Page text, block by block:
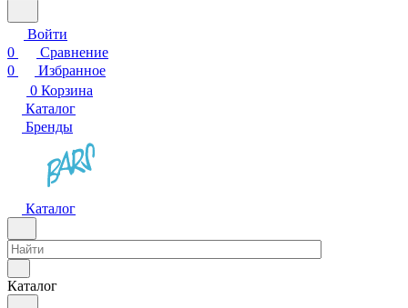
Войти
0
Сравнение
0
Избранное
0 Корзина
Каталог
Бренды
Каталог
Каталог